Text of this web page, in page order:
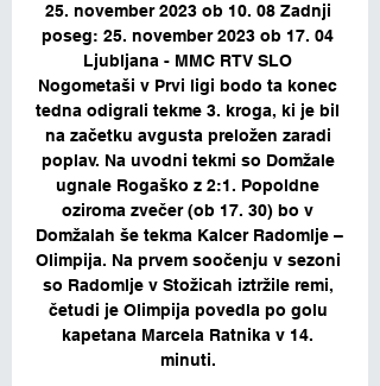
25. november 2023 ob 10. 08 Zadnji
poseg: 25. november 2023 ob 17. 04
Ljubljana - MMC RTV SLO
Nogometaši v Prvi ligi bodo ta konec
tedna odigrali tekme 3. kroga, ki je bil
na začetku avgusta preložen zaradi
poplav. Na uvodni tekmi so Domžale
ugnale Rogaško z 2:1. Popoldne
oziroma zvečer (ob 17. 30) bo v
Domžalah še tekma Kalcer Radomlje –
Olimpija. Na prvem soočenju v sezoni
so Radomlje v Stožicah iztržile remi,
četudi je Olimpija povedla po golu
kapetana Marcela Ratnika v 14.
minuti.